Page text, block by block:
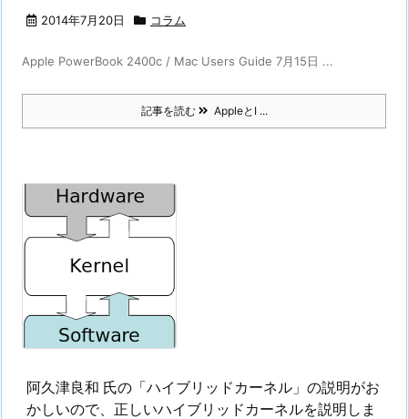
2014年7月20日 コラム
Apple PowerBook 2400c / Mac Users Guide 7月15日 ...
記事を読む AppleとI ...
阿久津良和 氏の「ハイブリッドカーネル」の説明がお
かしいので、正しいハイブリッドカーネルを説明しま